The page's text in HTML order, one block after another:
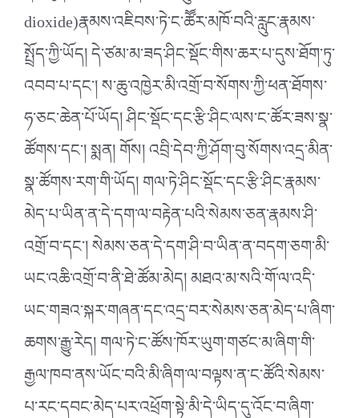
dioxide)རྣམས་འཇིབས་ཏེ་ང་ཚཽར་མཁོ་བའི་རླུང་རྣམས་
སྤྲོད་ཀྱི་ཡོད། དེ་ཙམ་མ་ཟད་ཤིང་སྡོང་གིས་ཆར་པ་དུས་ཐོག་ཏུ་
འབབ་པ་དང༌། ས་ཆུ་འཁྱེར་མི་འགྲོ་བ་སོགས་ཀྱི་ཕན་ཐོགས་
ཧ་ཅང་ཆེན་པོ་ཡོད། ཤིང་སྡོང་དང་རྩི་ཤིང་ལས་ང་ཚོར་ཟས་སྣ་
ཚོགས་དང༌། སྨན། གོས། འབྲི་དེབ་ཀྱི་ཤོག་བུ་སོགས་འདྲ་མིན་
སྣ་ཚོགས་རག་གི་ཡོད། གལ་ཏེ་ཤིང་སྡོང་དང་རྩི་ཤིང་རྣམས་
མེད་པ་ཡིན་ན་དེ་དག་ལ་བརྟེན་པའི་སེམས་ཅན་རྣམས་ཤི་
འགྲོ་བ་དང༌། སེམས་ཅན་དེ་དག་ཤི་བ་ཡིན་ན་བདག་ཅག་མི་
ཡང་འཆི་འགྲོ་བ་ནི་ཐེ་ཚོམ་མེད། མཐའ་མ་སའི་གོ་ལ་འདི་
ཡང་གཟའ་སྐར་གཞན་དང་འདྲ་བར་སེམས་ཅན་མེད་པ་ཞིག་
ཆགས་རྒྱུ་རེད། གལ་ཏེ་ང་ཚོས་ཁོར་ཡུག་གཙང་མ་ཞིག་གི་
རྒྱལ་ཁབ་ནས་ཡོང་བའི་མི་ཞིག་ལ་བལྟས་ན་ང་ཚོའི་སེམས་